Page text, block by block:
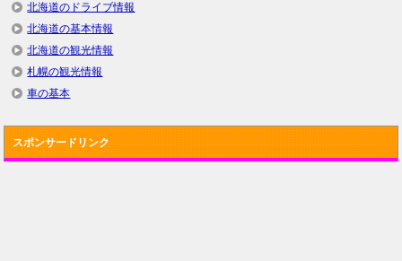
北海道のドライブ情報
北海道の基本情報
北海道の観光情報
札幌の観光情報
車の基本
スポンサードリンク